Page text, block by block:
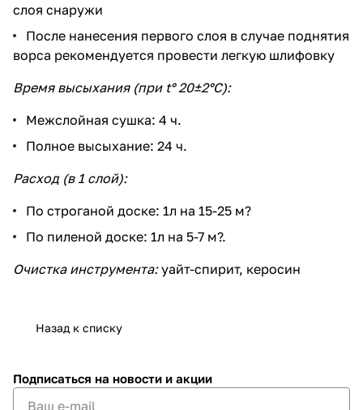
слоя снаружи
После нанесения первого слоя в случае поднятия
ворса рекомендуется провести легкую шлифовку
Время высыхания (при t° 20±2°С):
Межслойная сушка: 4 ч.
Полное высыхание: 24 ч.
Расход (в 1 слой):
По строганой доске: 1л на 15-25 м?
По пиленой доске: 1л на 5-7 м?.
Очистка инструмента: уайт-спирит, керосин
Назад к списку
Подписаться на новости и акции